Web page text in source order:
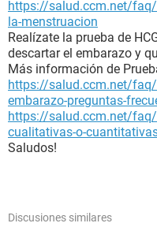
https://salud.ccm.net/faq/
la-menstruacion
Realízate la prueba de
descartar el embarazo y
Más información de
https://salud.ccm.net/faq/
embarazo-preguntas-
https://salud.ccm.net/faq/
cualitativas-o-
Saludos!
Discusiones similares